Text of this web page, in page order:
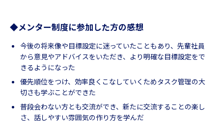
◆メンター制度に参加した方の感想
今後の将来像や目標設定に迷っていたこともあり、先輩社員
から意見やアドバイスをいただき、より明確な目標設定をで
きるようになった
優先順位をつけ、効率良くこなしていくためタスク管理の大
切さも学ぶことができた
普段会わない方とも交流ができ、新たに交流することの楽し
さ、話しやすい雰囲気の作り方を学んだ